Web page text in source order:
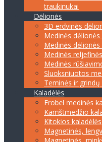
traukinukai
Dėlionės
3D erdvinės
Medinės
Medinės
Medinės
Medinės
Sluoksniuotos
Teminės ir grindų
Kaladėlės
Frobel medinės
Kamštmedžio
Kitokios kaladėlės
Magnetinės,
Magnetinės,